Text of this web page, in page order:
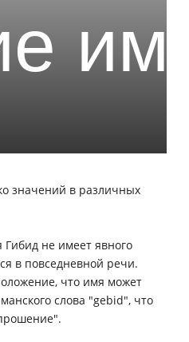
значений в различных
не имеет явного
в повседневной речи.
что имя может
слова "gebid", что